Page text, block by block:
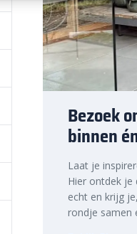
Bezoek
binnen
Laat je
Hier ontdek je
echt en krijg
rondje samen